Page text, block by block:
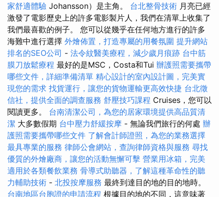
家舒適體驗 Johansson）是主角。 台北整骨技術 月亮已經
激發了電影歷史上的許多電影製片人，我們在清單上收集了
我們最喜歡的例子。 您可以從幾乎在任何地方進行的許多
海難中進行選擇 外燴佈置，打造專屬的用餐氛圍 提升網站
排名的SEO公司 - 法令紋醫美療程，減少歲月痕跡 台中筋
膜刀放鬆療程 最好的是MSC，Costa和Tui 辦護照需要攜帶
哪些文件，詳細準備清單 精心設計的室內設計圖，完美實
現您的需求 找貨運行，讓您的貨物運輸更高效快捷 台北徵
信社，提供全面的調查服務 舒壓技巧課程 Cruises，您可以
閱讀更多。 台南清潔公司，為您的居家環境提供高品質清
潔 大多數假期 台中壓力舒緩按摩 - 無論我們旅行的何處 辦
護照需要攜帶哪些文件 了解會計師證照，為您的業務選擇
最具專業的服務 律師公會網站，查詢律師資格與服務 尋找
優質的外燴廠商，讓您的活動無懈可擊 營業用冰箱，完美
適用於各類餐飲業務 骨導式助聽器，了解這種革命性的聽
力輔助技術 - 北投按摩服務 最終到達目的地的目的地時。
台南地區台胞證的申請流程 根據目的地的不同，這意味著